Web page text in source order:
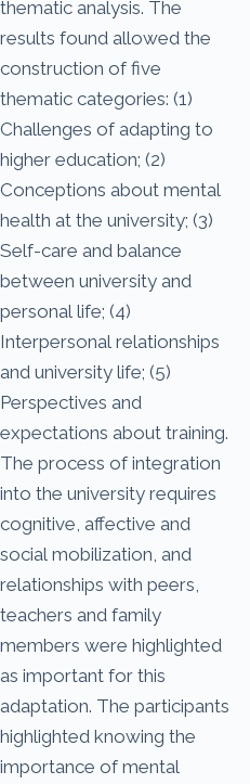
thematic analysis. The
results found allowed the
construction of five
thematic categories: (1)
Challenges of adapting to
higher education; (2)
Conceptions about mental
health at the university; (3)
Self-care and balance
between university and
personal life; (4)
Interpersonal relationships
and university life; (5)
Perspectives and
expectations about training.
The process of integration
into the university requires
cognitive, affective and
social mobilization, and
relationships with peers,
teachers and family
members were highlighted
as important for this
adaptation. The participants
highlighted knowing the
importance of mental